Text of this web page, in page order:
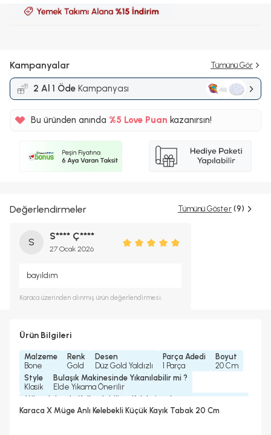
Kampanyalar Tümünü Gör
2 Al 1 Öde Kampanyası
Bu üründen anında %5
%5
Love Puan kazanırsın!
Değerlendirmeler Tümünü Göster (9)
S
S**** Ç****
27 Ocak 2026
bayıldım
Karaca üzerinden alınmış ürün değerlendirmesi.
Ürün Bilgileri
Malzeme
Bone
Renk
Gold
Desen
Düz Gold Yaldızlı
Parça Adedi
1 Parça
Boyut
20 Cm
Style
Klasik
Bulaşık Makinesinde Yıkanılabilir mi ?
Elde Yıkama Önerilir
Mikrodalgada Kullanılabilir
Hayır
Koleksiyonlar
Karaca X Müge Anlı Koleksiyonu
Karaca X Müge Anlı Kelebekli Küçük Kayık Tabak 20 Cm